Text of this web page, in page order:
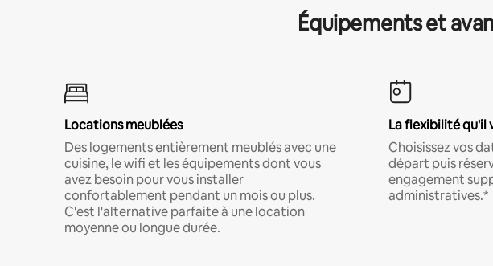
Équipements et
Locations meublées
Des logements entièrement meublés avec une
cuisine, le wifi et les équipements dont vous
avez besoin pour vous installer
confortablement pendant un mois ou plus.
C'est l'alternative parfaite à une location
moyenne ou longue durée.
La flexibilité qu'il
Choisissez vos
départ puis
engagement
administratives.*